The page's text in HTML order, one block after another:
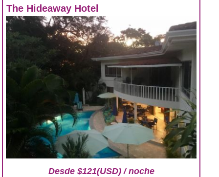
The Hideaway Hotel
Desde $121(USD) / noche